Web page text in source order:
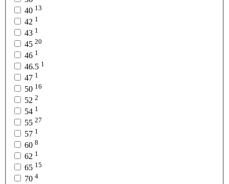
40 13
42 1
43 1
45 20
46 1
46.5 1
47 1
50 16
52 2
54 1
55 27
57 1
60 8
62 1
65 15
70 4